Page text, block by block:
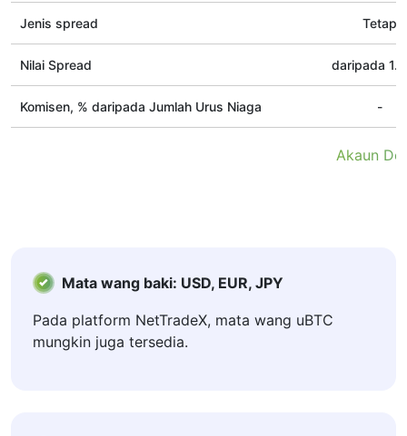
Jenis spread Tetap
Nilai Spread daripada
Komisen, % daripada Jumlah Urus Niaga -
Akaun
Mata wang baki: USD, EUR, JPY
Pada platform NetTradeX, mata wang uBTC
mungkin juga tersedia.